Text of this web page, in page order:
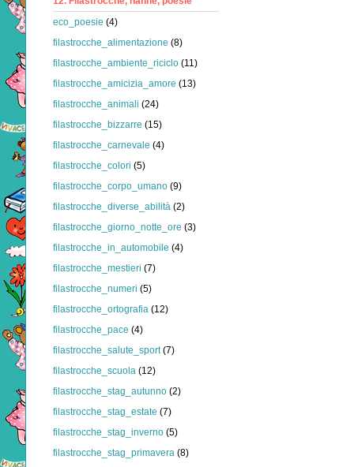
eco_poesie (4)
filastrocche_alimentazione (8)
filastrocche_ambiente_riciclo (11)
filastrocche_amicizia_amore (13)
filastrocche_animali (24)
filastrocche_bizzarre (15)
filastrocche_carnevale (4)
filastrocche_colori (5)
filastrocche_corpo_umano (9)
filastrocche_diverse_abilità (2)
filastrocche_giorno_notte_ore (3)
filastrocche_in_automobile (4)
filastrocche_mestieri (7)
filastrocche_numeri (5)
filastrocche_ortografia (12)
filastrocche_pace (4)
filastrocche_salute_sport (7)
filastrocche_scuola (12)
filastrocche_stag_autunno (2)
filastrocche_stag_estate (7)
filastrocche_stag_inverno (5)
filastrocche_stag_primavera (8)